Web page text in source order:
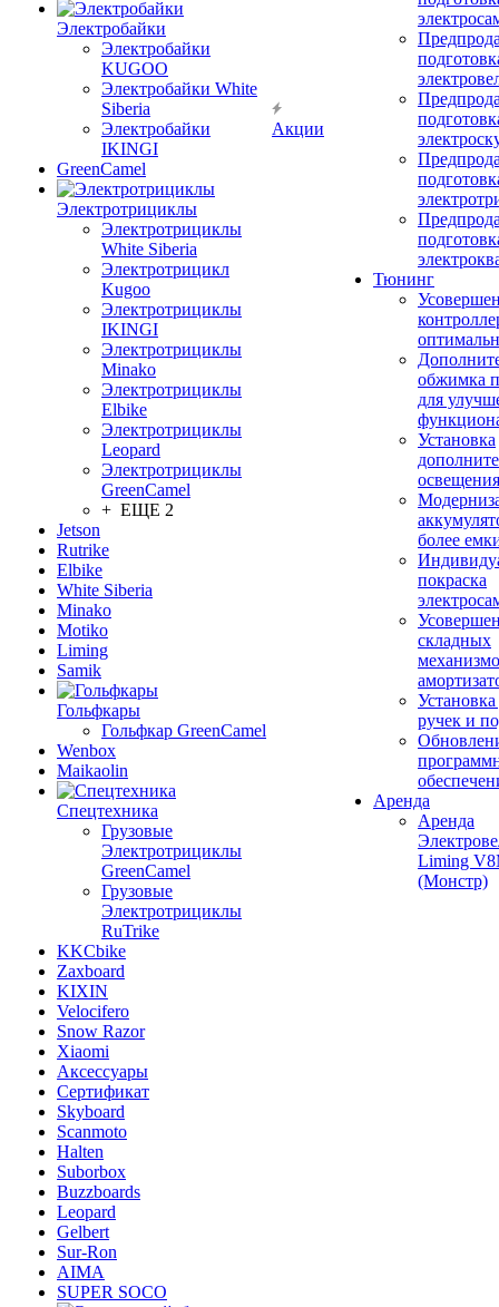
Электробайки
Электробайки
KUGOO
Электробайки White
Siberia
Электробайки
IKINGI
GreenCamel
Электротрициклы
Электротрициклы
White Siberia
Электротрицикл
Kugoo
Электротрициклы
IKINGI
Электротрициклы
Minako
Электротрициклы
Elbike
Электротрициклы
Leopard
Электротрициклы
GreenCamel
+ ЕЩЕ 2
Jetson
Rutrike
Elbike
White Siberia
Minako
Motiko
Liming
Samik
Гольфкары
Гольфкар GreenCamel
Wenbox
Maikaolin
Спецтехника
Грузовые
Электротрициклы
GreenCamel
Грузовые
Электротрициклы
RuTrike
KKCbike
Zaxboard
KIXIN
Velocifero
Snow Razor
Xiaomi
Аксессуары
Сертификат
Skyboard
Scanmoto
Halten
Suborbox
Buzzboards
Leopard
Gelbert
Sur-Ron
AIMA
SUPER SOCO
Акции
Тюнинг
обжимка
для
Установка
освещения
более
покраска
складных
ручек и
Аренда
Аренда
Liming
(Монстр)